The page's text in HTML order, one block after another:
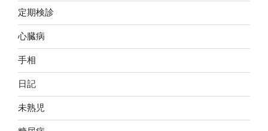
定期検診
心臓病
手相
日記
未熟児